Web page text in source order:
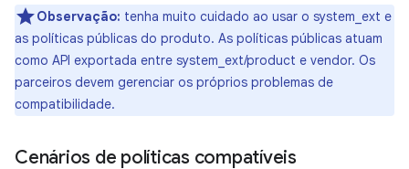
Observação: tenha muito cuidado ao usar o system_ext e
as políticas públicas do produto. As políticas públicas atuam
como API exportada entre system_ext/product e vendor. Os
parceiros devem gerenciar os próprios problemas de
compatibilidade.
Cenários de políticas compatíveis